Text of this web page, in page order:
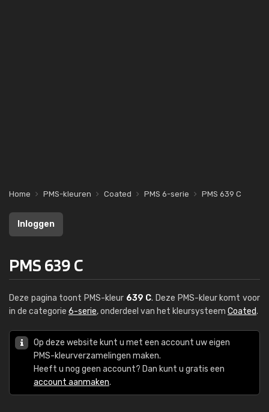
Home PMS-kleuren Coated PMS 6-serie PMS 639 C
Inloggen
PMS 639 C
Deze pagina toont PMS-kleur 639 C. Deze PMS-kleur komt voor
in de categorie 6-serie, onderdeel van het kleursysteem Coated.
Op deze website kunt u met een account uw eigen
PMS-kleurverzamelingen maken.
Heeft u nog geen account? Dan kunt u gratis een
account aanmaken.